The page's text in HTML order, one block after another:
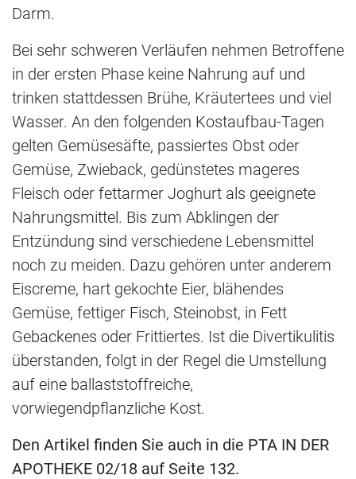
Darm.
Bei sehr schweren Verläufen nehmen Betroffene
in der ersten Phase keine Nahrung auf und
trinken stattdessen Brühe, Kräutertees und viel
Wasser. An den folgenden Kostaufbau-Tagen
gelten Gemüsesäfte, passiertes Obst oder
Gemüse, Zwieback, gedünstetes mageres
Fleisch oder fettarmer Joghurt als geeignete
Nahrungsmittel. Bis zum Abklingen der
Entzündung sind verschiedene Lebensmittel
noch zu meiden. Dazu gehören unter anderem
Eiscreme, hart gekochte Eier, blähendes
Gemüse, fettiger Fisch, Steinobst, in Fett
Gebackenes oder Frittiertes. Ist die Divertikulitis
überstanden, folgt in der Regel die Umstellung
auf eine ballaststoffreiche,
vorwiegendpflanzliche Kost.
Den Artikel finden Sie auch in die PTA IN DER
APOTHEKE 02/18 auf Seite 132.